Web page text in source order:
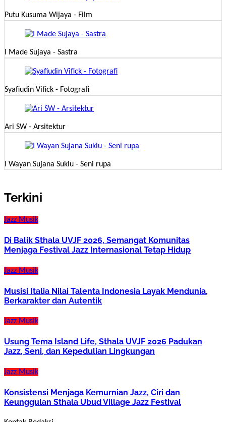
Putu Kusuma Wijaya - Film
I Made Sujaya - Sastra
Syafiudin Vifick - Fotografi
Ari SW - Arsitektur
I Wayan Sujana Suklu - Seni rupa
Terkini
Jazz Musik
Di Balik Sthala UVJF 2026, Semangat Komunitas
Menjaga Festival Jazz Internasional Tetap Hidup
Jazz Musik
Musisi Italia Nilai Talenta Indonesia Layak Mendunia,
Berkarakter dan Autentik
Jazz Musik
Usung Tema Island Life, Sthala UVJF 2026 Padukan
Jazz, Seni, dan Kepedulian Lingkungan
Jazz Musik
Konsistensi Menjaga Kemurnian Jazz, Ciri dan
Keunggulan Sthala Ubud Village Jazz Festival